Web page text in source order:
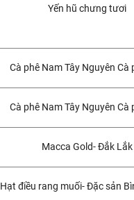
Yến hũ chưng tươi
Cà phê Nam Tây Nguyên Cà
Cà phê Nam Tây Nguyên Cà
Macca Gold- Đắk Lắk
Hạt điều rang muối- Đặc sản